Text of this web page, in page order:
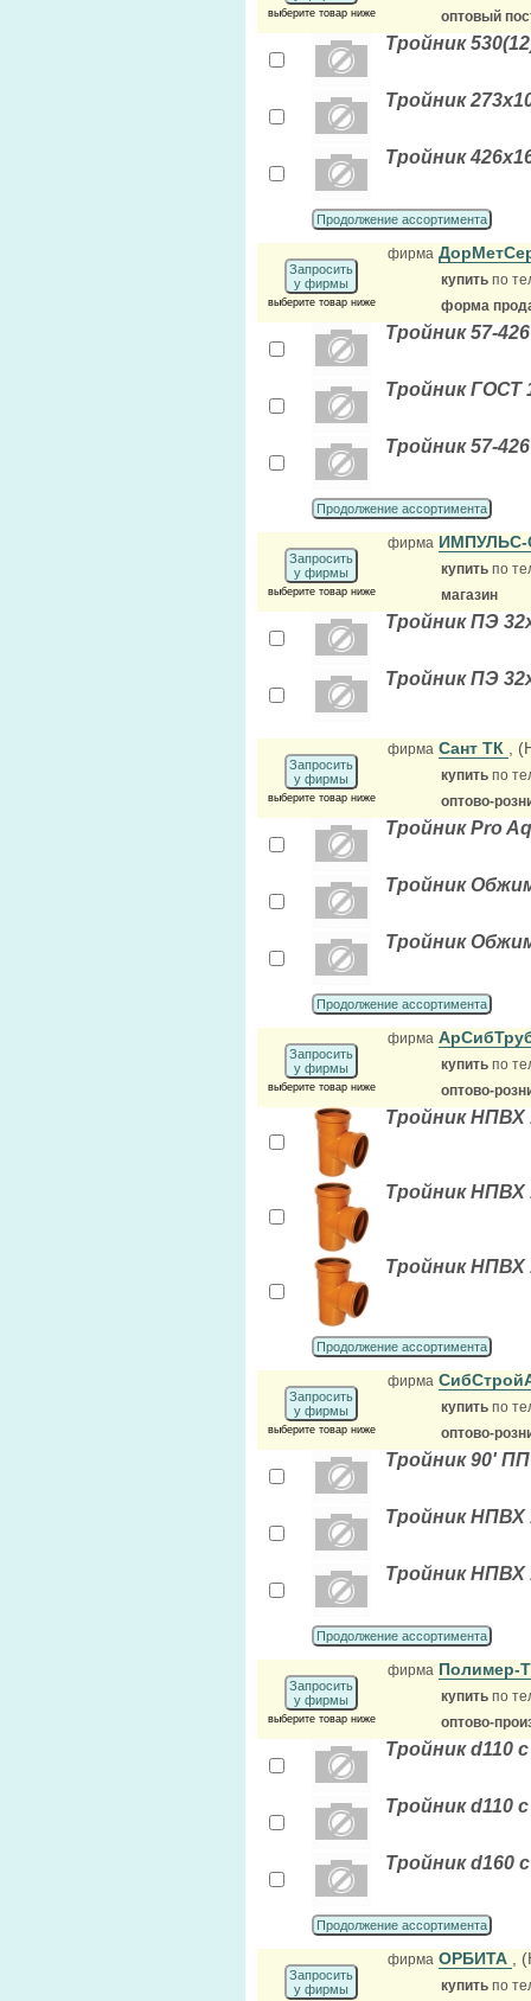
выберите товар ниже оптовый
Тройник
Тройник
Тройник
Продолжение ассортимента
Запросить
у фирмы
выберите товар ниже
фирма
купить по
форма
Тройник 57-
Тройник ГОСТ
Тройник 57-
Продолжение ассортимента
Запросить
у фирмы
выберите товар ниже
фирма
купить по
магазин
Тройник ПЭ
Тройник ПЭ
Запросить
у фирмы
выберите товар ниже
фирма Сант ТК ,
купить по
оптово-
Тройник Pro
Тройник
Тройник
Продолжение ассортимента
Запросить
у фирмы
выберите товар ниже
фирма
купить по
оптово-
Тройник НПВХ
Тройник НПВХ
Тройник НПВХ
Продолжение ассортимента
Запросить
у фирмы
выберите товар ниже
фирма
купить по
оптово-
Тройник 90' ПП
Тройник НПВХ
Тройник НПВХ
Продолжение ассортимента
Запросить
у фирмы
выберите товар ниже
фирма Полимер-
купить по
оптово-
Тройник d110
Тройник d110
Тройник d160
Продолжение ассортимента
Запросить
у фирмы
фирма ОРБИТА ,
купить по